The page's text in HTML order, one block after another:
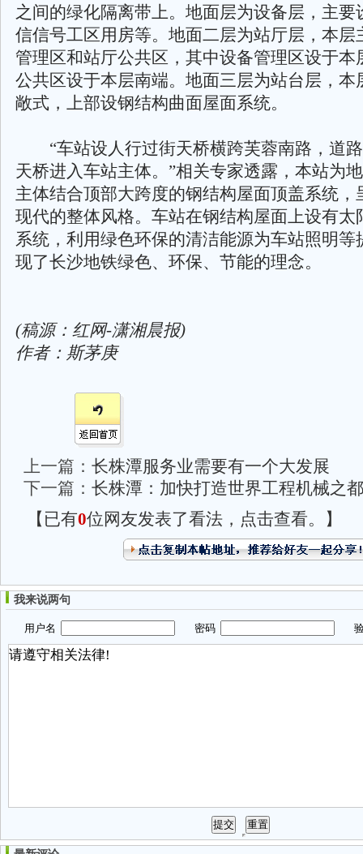
之间的绿化隔离带上。地面层为设备层，主要
信信号工区用房等。地面二层为站厅层，本层
管理区和站厅公共区，其中设备管理区设于本
公共区设于本层南端。地面三层为站台层，本
敞式，上部设钢结构曲面屋面系统。
“车站设人行过街天桥横跨芙蓉南路，道
天桥进入车站主体。”相关专家透露，本站为
主体结合顶部大跨度的钢结构屋面顶盖系统，
现代的整体风格。车站在钢结构屋面上设有太
系统，利用绿色环保的清洁能源为车站照明等
现了长沙地铁绿色、环保、节能的理念。
(稿源：红网-潇湘晨报)
作者：斯茅庚
上一篇： 长株潭服务业需要有一个大发展
下一篇： 长株潭：加快打造世界工程机械之都
【已有0位网友发表了看法，点击查看。】
我来说两句
用户名 密码 验